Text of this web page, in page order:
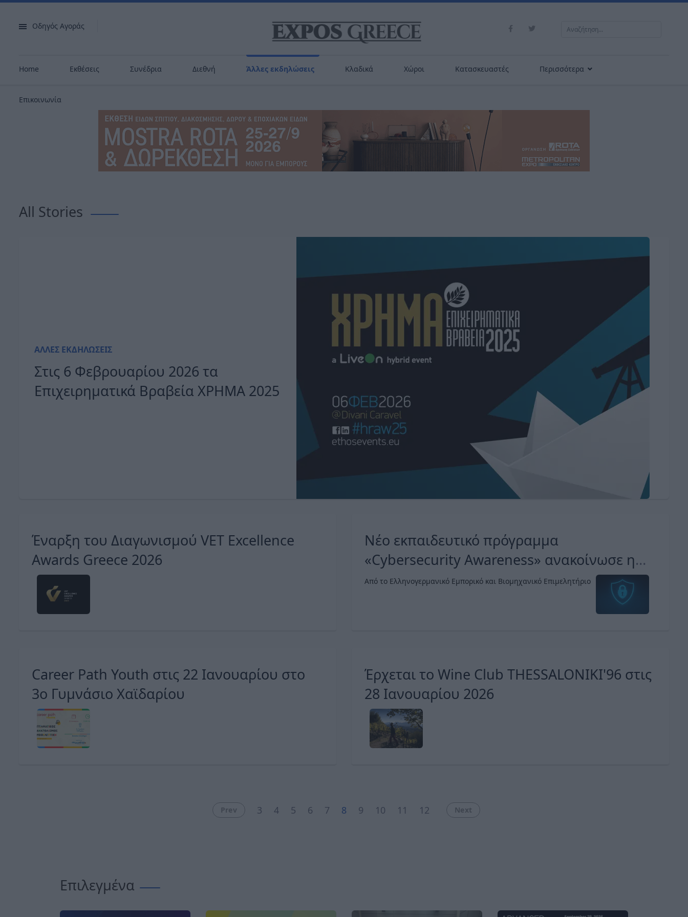
Οδηγός Αγοράς Αναζήτηση...
Home Εκθέσεις Συνέδρια Διεθνή Άλλες εκδηλώσεις Κλαδικά Χώροι Κατασκευαστές Περισσότερα
Επικοινωνία
All Stories
ΆΛΛΕΣ ΕΚΔΗΛΏΣΕΙΣ
Στις 6 Φεβρουαρίου 2026 τα
Επιχειρηματικά Βραβεία ΧΡΗΜΑ 2025
Έναρξη του Διαγωνισμού VET Excellence
Awards Greece 2026
Νέο εκπαιδευτικό πρόγραμμα
«Cybersecurity Awareness» ανακοίνωσε η
AHK Akademie
Από το Ελληνογερμανικό Εμπορικό και Βιομηχανικό Επιμελητήριο
Career Path Youth στις 22 Ιανουαρίου στο
3ο Γυμνάσιο Χαϊδαρίου
Έρχεται το Wine Club THESSALONIKI'96 στις
28 Ιανουαρίου 2026
Prev 3 4 5 6 7 8 9 10 11 12 Next
Επιλεγμένα